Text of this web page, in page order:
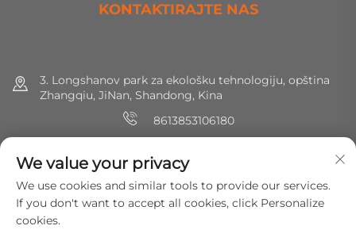
KONTAKTIRAJTE NAS
3. Longshanov park za ekološku tehnologiju, opština
Zhangqiu, JiNan, Shandong, Kina
8613853106180
[email protected]
We value your privacy
We use cookies and similar tools to provide our services.
If you don't want to accept all cookies, click Personalize
cookies.